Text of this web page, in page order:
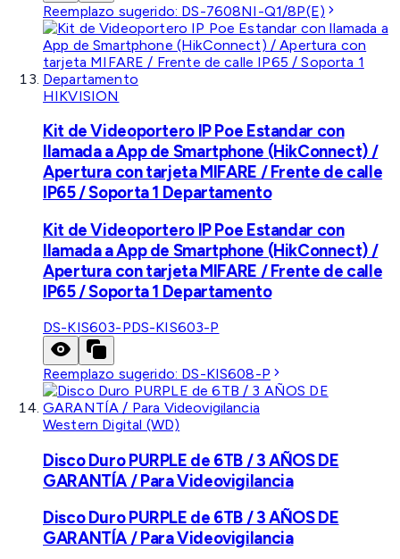
Reemplazo sugerido: DS-7608NI-Q1/8P(E)
HIKVISION
Kit de Videoportero IP Poe Estandar con
llamada a App de Smartphone (HikConnect) /
Apertura con tarjeta MIFARE / Frente de calle
IP65 / Soporta 1 Departamento
Kit de Videoportero IP Poe Estandar con
llamada a App de Smartphone (HikConnect) /
Apertura con tarjeta MIFARE / Frente de calle
IP65 / Soporta 1 Departamento
DS-KIS603-PDS-KIS603-P
Reemplazo sugerido: DS-KIS608-P
Western Digital (WD)
Disco Duro PURPLE de 6TB / 3 AÑOS DE
GARANTÍA / Para Videovigilancia
Disco Duro PURPLE de 6TB / 3 AÑOS DE
GARANTÍA / Para Videovigilancia